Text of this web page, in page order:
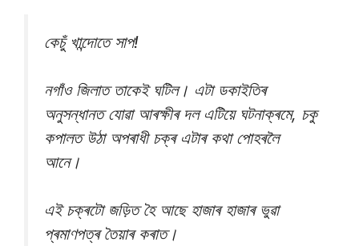
কেচুঁ খান্দোতে সাপ!
নগাঁও জিলাত তাকেই ঘটিল। এটা ডকাইতিৰ
অনুসন্ধানত যোৱা আৰক্ষীৰ দল এটিয়ে ঘটনাক্ৰমে, চকু
কপালত উঠা অপৰাধী চক্ৰ এটাৰ কথা পোহৰলৈ
আনে।
এই চক্ৰটো জড়িত হৈ আছে হাজাৰ হাজাৰ ভুৱা
প্ৰমাণপত্ৰ তৈয়াৰ কৰাত।